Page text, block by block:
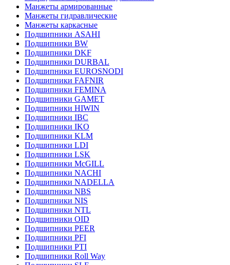
Манжеты армированные
Манжеты гидравлические
Манжеты каркасные
Подшипники ASAHI
Подшипники BW
Подшипники DKF
Подшипники DURBAL
Подшипники EUROSNODI
Подшипники FAFNIR
Подшипники FEMINA
Подшипники GAMET
Подшипники HIWIN
Подшипники IBC
Подшипники IKO
Подшипники KLM
Подшипники LDI
Подшипники LSK
Подшипники McGILL
Подшипники NACHI
Подшипники NADELLA
Подшипники NBS
Подшипники NIS
Подшипники NTL
Подшипники OID
Подшипники PEER
Подшипники PFI
Подшипники PTI
Подшипники Roll Way